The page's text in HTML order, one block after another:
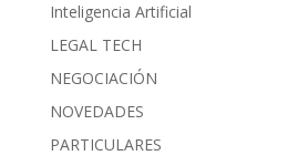
Inteligencia Artificial
LEGAL TECH
NEGOCIACIÓN
NOVEDADES
PARTICULARES